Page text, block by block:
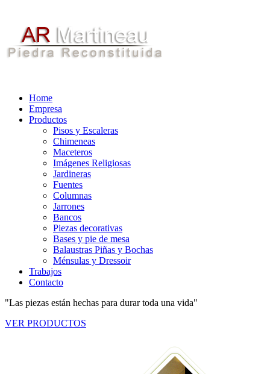
Home
Empresa
Productos
Pisos y Escaleras
Chimeneas
Maceteros
Imágenes Religiosas
Jardineras
Fuentes
Columnas
Jarrones
Bancos
Piezas decorativas
Bases y pie de mesa
Balaustras Piñas y Bochas
Ménsulas y Dressoir
Trabajos
Contacto
"Las piezas están hechas para durar toda una vida"
VER PRODUCTOS